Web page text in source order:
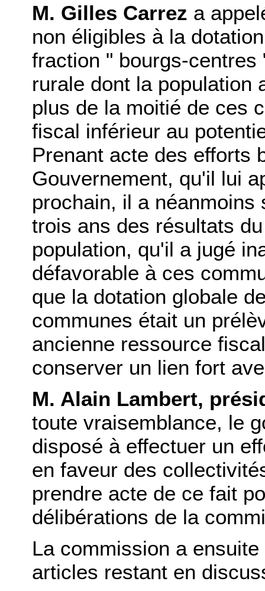
M. Gilles Carrez a
non éligibles à la
fraction " bourgs-
rurale dont la population
plus de la moitié de ces
fiscal inférieur au
Prenant acte des efforts
Gouvernement, qu'il lui
prochain, il a
trois ans des résultats
population, qu'il a jugé
défavorable à ces
que la dotation globale
communes était un
ancienne ressource
conserver un lien fort
M. Alain Lambert,
toute vraisemblance, le
disposé à effectuer un
en faveur des
prendre acte de ce fait
délibérations de la
La commission a
articles restant en